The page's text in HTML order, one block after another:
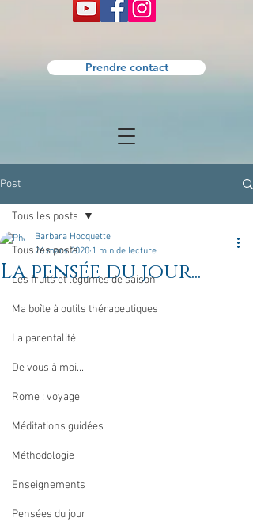
Prendre contact
Post
Tous les posts
Les fruits et légumes de saison
Ma boîte à outils thérapeutiques
La parentalité
De vous à moi...
Rome : voyage
Méditations guidées
Méthodologie
Enseignements
Pensées du jour
Tous les posts
La pensée du jour...
Barbara Hocquette
26 mars 2020 1 min de lecture